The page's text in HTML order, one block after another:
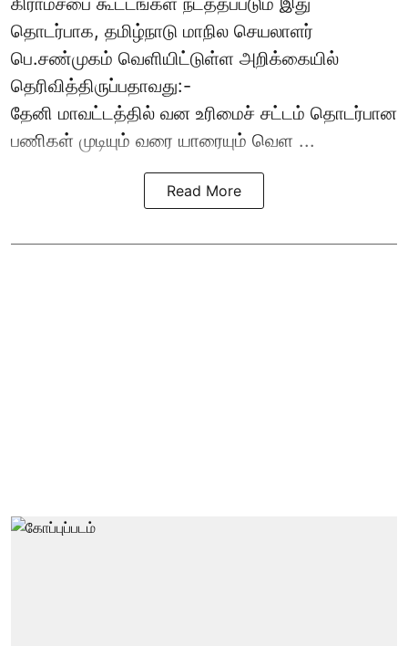
தொடர்பாக, தமிழ்நாடு மாநில செயலாளர்
பெ.சண்முகம் வெளியிட்டுள்ள அறிக்கையில்
தெரிவித்திருப்பதாவது:-
தேனி மாவட்டத்தில் வன உரிமைச் சட்டம் தொடர்பான
பணிகள் முடியும் வரை யாரையும் வெள ...
Read More